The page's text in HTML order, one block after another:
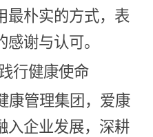
最朴实的方式，表
谢与认可。
行健康使命
康管理集团，爱康
入企业发展，深耕